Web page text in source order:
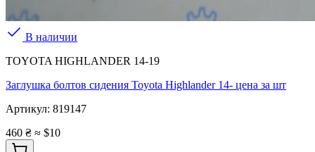
В наличии
TOYOTA HIGHLANDER 14-19
Заглушка болтов сидения Toyota Highlander 14- цена за шт
Артикул: 819147
460 ₴ ≈ $10